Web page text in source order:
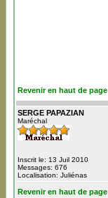
Revenir en haut de page
SERGE PAPAZIAN
Maréchal
Inscrit le: 13 Juil 2010
Messages: 676
Localisation: Juliénas
Revenir en haut de page